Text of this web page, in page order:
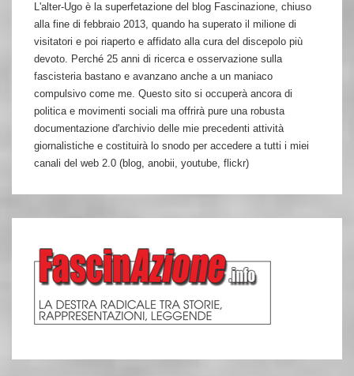
L'alter-Ugo è la superfetazione del blog Fascinazione, chiuso
alla fine di febbraio 2013, quando ha superato il milione di
visitatori e poi riaperto e affidato alla cura del discepolo più
devoto. Perché 25 anni di ricerca e osservazione sulla
fascisteria bastano e avanzano anche a un maniaco
compulsivo come me. Questo sito si occuperà ancora di
politica e movimenti sociali ma offrirà pure una robusta
documentazione d'archivio delle mie precedenti attività
giornalistiche e costituirà lo snodo per accedere a tutti i miei
canali del web 2.0 (blog, anobii, youtube, flickr)